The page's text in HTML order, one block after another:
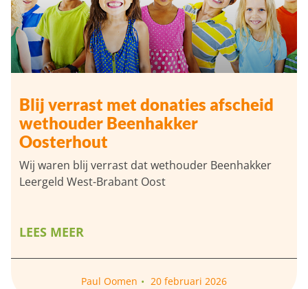
Blij verrast met donaties afscheid
wethouder Beenhakker
Oosterhout
Wij waren blij verrast dat wethouder Beenhakker
Leergeld West-Brabant Oost
LEES MEER
Paul Oomen 20 februari 2026